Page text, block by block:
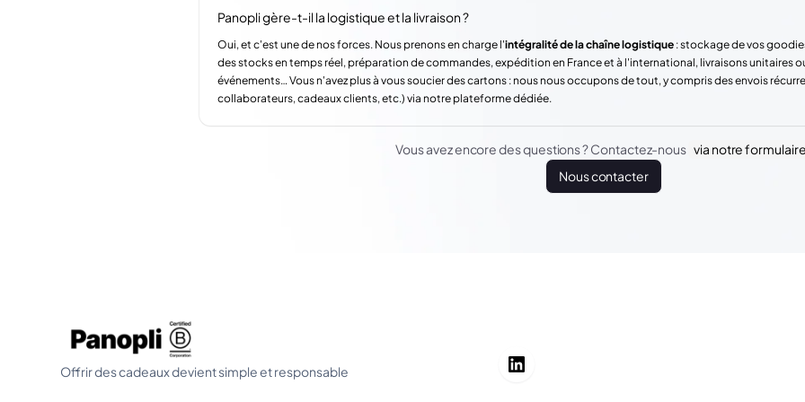
Panopli gère-t-il la logistique et la livraison ?
Oui, et c'est une de nos forces. Nous prenons en charge l'intégralité de la chaîne logistique : stockage de vos
des stocks en temps réel, préparation de commandes, expédition en France et à l'international, livraisons unitaires
événements… Vous n'avez plus à vous soucier des cartons : nous nous occupons de tout, y compris des envois
collaborateurs, cadeaux clients, etc.) via notre plateforme dédiée.
Vous avez encore des questions ? Contactez-nous via notre
Nous contacter
Offrir des cadeaux devient simple et responsable